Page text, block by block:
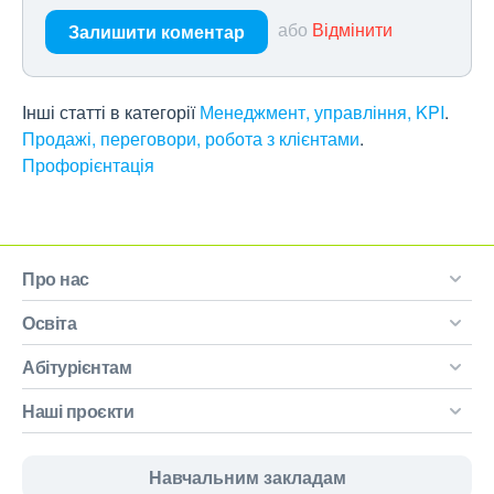
Залишити коментар або Відмінити
Інші статті в категорії Менеджмент, управління, KPI
Продажі, переговори, робота з клієнтами
Профорієнтація
Про нас
Освіта
Абітурієнтам
Наші проєкти
Навчальним закладам